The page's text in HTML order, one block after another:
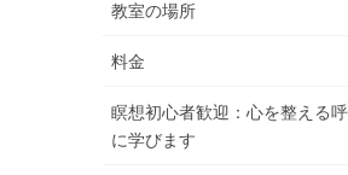
教室の場所
料金
瞑想初心者歓迎：心を整える
に学びます